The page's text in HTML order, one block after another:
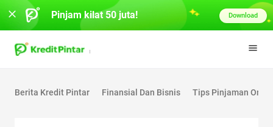
Berita Kredit Pintar Finansial Dan Bisnis Tips Pinjaman
Pinjam kilat 50 juta! Download